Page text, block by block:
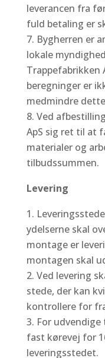
leverancen fra
fuld betaling er
Bygherren er
lokale
Trappefabrikken
beregninger er
medmindre
Ved
ApS sig ret til at
materialer og
tilbudssummen.
Levering
ydelserne skal
montage er
montagen skal
Ved levering
stede, der kan
kontrollere for
For
fast kørevej for
leveringsstedet.